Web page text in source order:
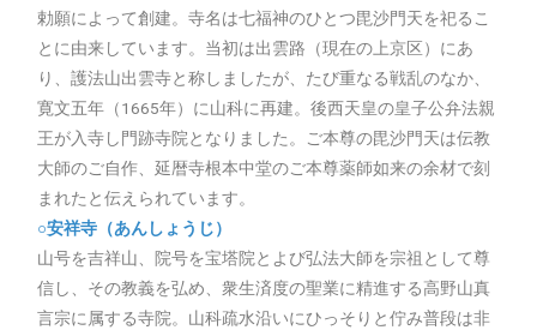
勅願によって創建。寺名は七福神のひとつ毘沙門天を祀るこ
とに由来しています。当初は出雲路（現在の上京区）にあ
り、護法山出雲寺と称しましたが、たび重なる戦乱のなか、
寛文五年（1665年）に山科に再建。後西天皇の皇子公弁法親
王が入寺し門跡寺院となりました。ご本尊の毘沙門天は伝教
大師のご自作、延暦寺根本中堂のご本尊薬師如来の余材で刻
まれたと伝えられています。
○安祥寺（あんしょうじ）
山号を吉祥山、院号を宝塔院とよび弘法大師を宗祖として尊
信し、その教義を弘め、衆生済度の聖業に精進する高野山真
言宗に属する寺院。山科疏水沿いにひっそりと佇み普段は非